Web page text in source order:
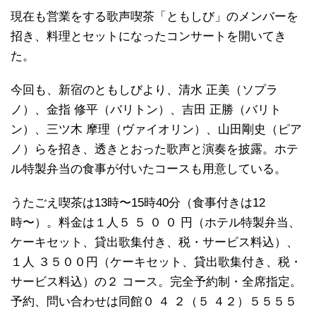
現在も営業をする歌声喫茶「ともしび」のメンバーを
招き、料理とセットになったコンサートを開いてき
た。
今回も、新宿のともしびより、清水 正美（ソプラ
ノ）、金指 修平（バリトン）、吉田 正勝（バリト
ン）、三ツ木 摩理（ヴァイオリン）、山田剛史（ピア
ノ）らを招き、透きとおった歌声と演奏を披露。ホテ
ル特製弁当の食事が付いたコースも用意している。
うたごえ喫茶は13時〜15時40分（食事付きは12
時〜）。料金は１人５ ５ ０ ０ 円（ホテル特製弁当、
ケーキセット、貸出歌集付き、税・サービス料込）、
１人 ３５００円（ケーキセット、貸出歌集付き、税・
サービス料込）の２ コース。完全予約制・全席指定。
予約、問い合わせは同館０ ４ ２（５ ４２）５５５５